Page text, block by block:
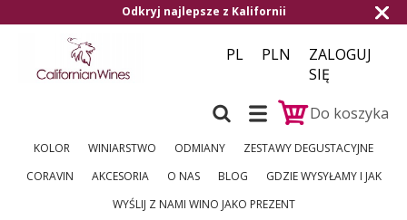
najlepsze z Kalifornii Darmowa
PL PLN
ZALOGUJ
SIĘ
Do koszyka
KOLOR WINIARSTWO ODMIANY
ZESTAWY DEGUSTACYJNE
CORAVIN
AKCESORIA O NAS BLOG
GDZIE WYSYŁAMY I JAK
WYŚLIJ Z NAMI WINO JAKO PREZENT